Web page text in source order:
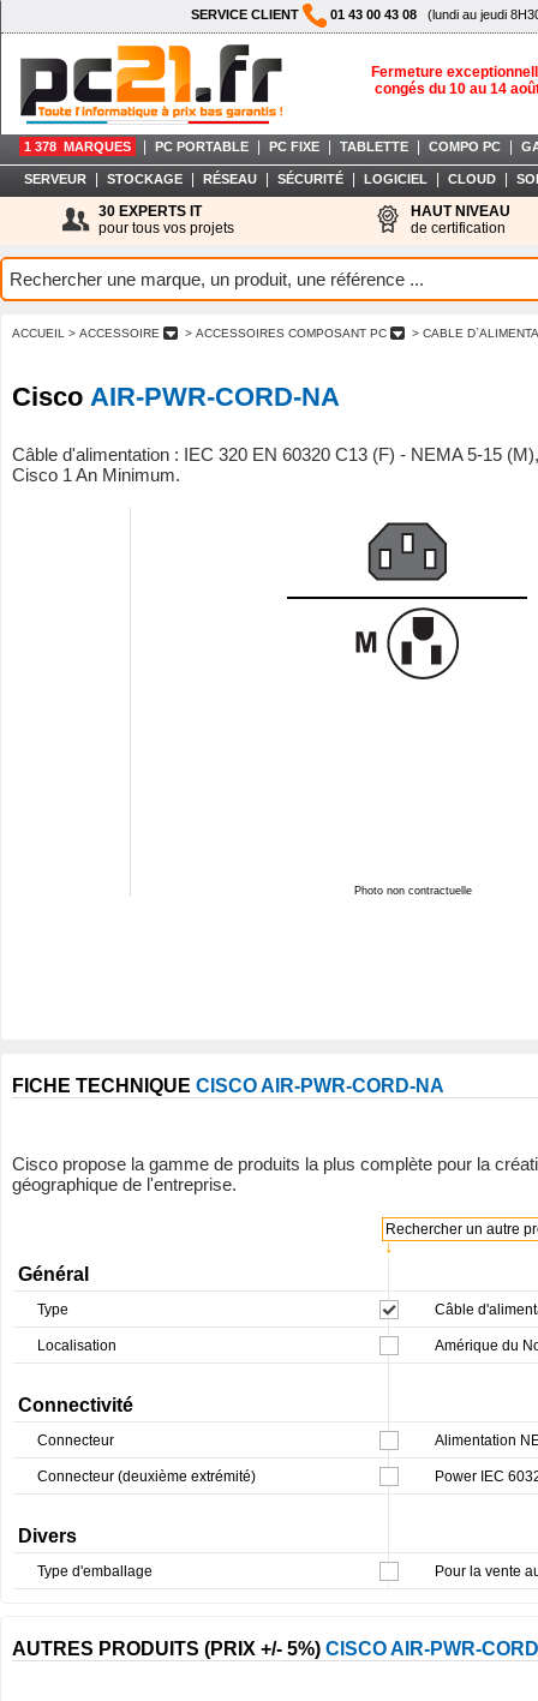
SERVICE CLIENT 01 43 00 43 08 (lundi au jeudi
Fermeture
congés du 10 au 14
1 378 MARQUES PC PORTABLE PC FIXE TABLETTE COMPO PC
SERVEUR STOCKAGE RÉSEAU SÉCURITÉ LOGICIEL CLOUD
30 EXPERTS IT
pour tous vos projets
HAUT NIVEAU
de certification
ACCUEIL > ACCESSOIRE > ACCESSOIRES COMPOSANT PC > CABLE
Cisco AIR-PWR-CORD-NA
Câble d'alimentation : IEC 320 EN 60320 C13 (F) - NEMA 5-15
Cisco 1 An Minimum.
Photo non contractuelle
FICHE TECHNIQUE CISCO AIR-PWR-CORD-NA
Cisco propose la gamme de produits la plus complète pour la
géographique de l'entreprise.
↓
Rechercher un autre
Général
Type Câble
Localisation Amérique du
Connectivité
Connecteur Alimentation
Connecteur (deuxième extrémité) Power IEC
Divers
Type d'emballage Pour la vente
AUTRES PRODUITS (PRIX +/- 5%) CISCO AIR-PWR-